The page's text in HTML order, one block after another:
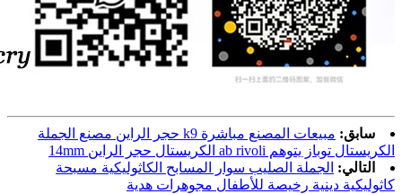
سابق:
مبيعات المصنع مباشرة k9 حجر الراين مصنع الجملة
الكريستال توباز يتوهم ab rivoli الكريستال حجر الراين 14mm
التالي: الجملة الصليب سوار المسابح الكاثوليكية مسبحة
كاثوليكية دينية رخيصة للأطفال مجوهرات هدية